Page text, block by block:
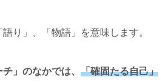
語り」、「物語」を意味します。
」のなかでは、 「確固たる自己」